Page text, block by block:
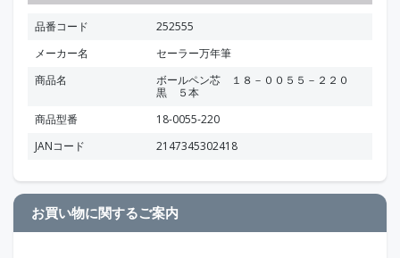
品番コード
252555
メーカー名
セーラー万年筆
商品名
ボールペン芯 １８－００５５－２２０
黒 ５本
商品型番
18-0055-220
JANコード
2147345302418
お買い物に関するご案内